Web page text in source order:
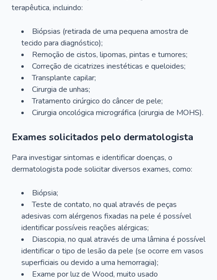
terapêutica, incluindo:
Biópsias (retirada de uma pequena amostra de
tecido para diagnóstico);
Remoção de cistos, lipomas, pintas e tumores;
Correção de cicatrizes inestéticas e queloides;
Transplante capilar;
Cirurgia de unhas;
Tratamento cirúrgico do câncer de pele;
Cirurgia oncológica micrográfica (cirurgia de MOHS).
Exames solicitados pelo dermatologista
Para investigar sintomas e identificar doenças, o
dermatologista pode solicitar diversos exames, como:
Biópsia;
Teste de contato, no qual através de peças
adesivas com alérgenos fixadas na pele é possível
identificar possíveis reações alérgicas;
Diascopia, no qual através de uma lâmina é possível
identificar o tipo de lesão da pele (se ocorre em vasos
superficiais ou devido a uma hemorragia);
Exame por luz de Wood, muito usado